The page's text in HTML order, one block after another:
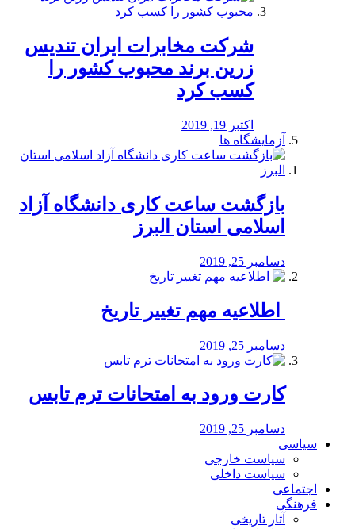
شرکت مخابرات ایران تندیس
زرین برند محبوب کشور را
کسب کرد
اکتبر 19, 2019
آزمایشگاه ها
بازگشت ساعت کاری دانشگاه آزاد
اسلامی استان البرز
دسامبر 25, 2019
️ اطلاعیه مهم تغییر تاریخ
دسامبر 25, 2019
کارت ورود به امتحانات ترم تابس
دسامبر 25, 2019
سیاسی
سیاست خارجی
سیاست داخلی
اجتماعی
فرهنگی
آثار تاریخی